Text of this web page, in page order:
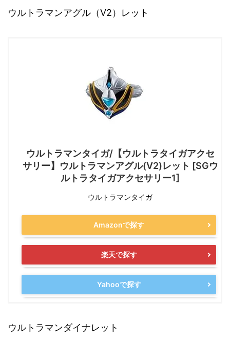
ウルトラマンアグル（V2）レット
ウルトラマンタイガ/【ウルトラタイガアクセ
サリー】ウルトラマンアグル(V2)レット [SGウ
ルトラタイガアクセサリー1]
ウルトラマンタイガ
Amazonで探す
楽天で探す
Yahooで探す
ウルトラマンダイナレット